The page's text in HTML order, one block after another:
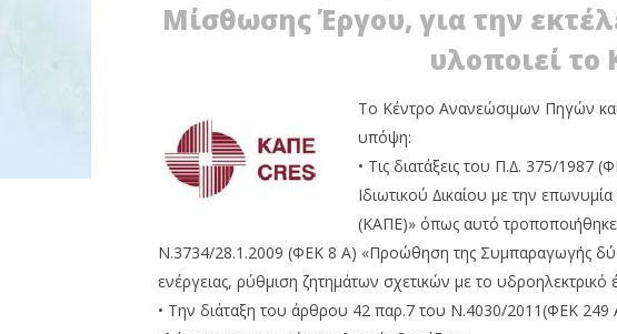
NOW VIEWING
συνεργατών
22/12/2011
EnergyIn
Υπουργού
Ενέργειας, κ. Σταύρου
Παπασταύρου με τον
ομόλογό του, κ. Eli Cohen
22/12/2011
EnergyIn
Μίσθωσης Έργου, για την
υλοποιεί το
Το Κέντρο Ανανεώσιµων Πηγών
υπόψη:
• Τις διατάξεις του Π.∆. 375/
Ιδιωτικού ∆ικαίου µε την
(ΚΑΠΕ)» όπως αυτό τροποποιήθηκε
Ν.3734/28.1.2009 (ΦΕΚ 8 Α) «Προώθηση της Συµπαραγωγής
ενέργειας, ρύθµιση ζητηµάτων σχετικών µε το υδροηλεκτρικό
• Την διάταξη του άρθρου 42 παρ.7 του Ν.4030/2011(ΦΕΚ 249